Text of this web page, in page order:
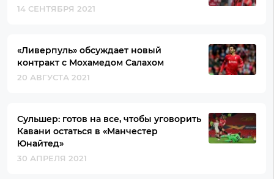
14 СЕНТЯБРЯ 2021
«Ливерпуль» обсуждает новый
контракт с Мохамедом Салахом
20 АВГУСТА 2021
Сульшер: готов на все, чтобы уговорить
Кавани остаться в «Манчестер
Юнайтед»
30 АПРЕЛЯ 2021